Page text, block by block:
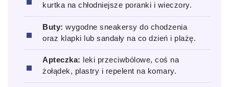
kurtka na chłodniejsze poranki i wieczory.
Buty: wygodne sneakersy do chodzenia
oraz klapki lub sandały na co dzień i plażę.
Apteczka: leki przeciwbólowe, coś na
żołądek, plastry i repelent na komary.